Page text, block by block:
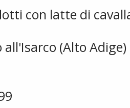
con latte di
all'Isarco (Alto Adige)